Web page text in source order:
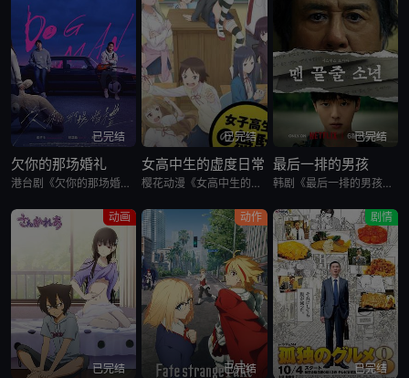
已完结
欠你的那场婚礼
港台剧《欠你的那场婚礼》又名：Dogman,欠妳的那場婚禮，讲述了：曾经凭一张帅脸与音乐才华风靡乐坛的「马子狗乐团」主唱周可杰（张孝全 饰），如今成了自我感觉良好、却再也写不出歌的落魄中年，更与妻子陈
已完结
女高中生的虚度日常
樱花动漫《女高中生的虚度日常》又名：女子高中生的虚度日常,女高中生的无所事事,女高中生的浪费青春,Wasteful Days of High School Girls,女子高生の無駄づかい，讲述了：性
已完结
最后一排的男孩
韩剧《最后一排的男孩》又名最后一排的少年,末行手记,末排的少年,登堂入室(韩国版),The Boy in the Last Row,Notes from the Last Row,맨 끝줄 소년,最后
动画
已完结
动作
已完结
剧情
已完结